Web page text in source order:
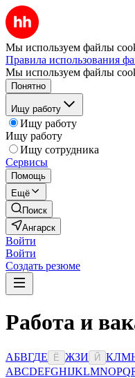
Мы используем файлы
Правила использования
Мы используем файлы
Понятно
Ищу работу
Ищу работу
Ищу работу
Ищу сотрудника
Сервисы
Помощь
Ещё
Поиск
Ангарск
Войти
Войти
Создать резюме
Работа и
АБВГДЕ Ё ЖЗИ Й КЛМ
ABCDEFGHIJKLMNOPQ